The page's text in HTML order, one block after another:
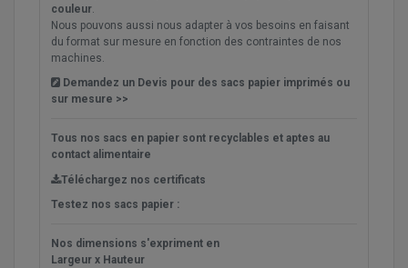
couleur
Nous pouvons aussi nous adapter à vos besoins en faisant
du format sur mesure en fonction des contraintes de nos
machines.
Demandez un Devis pour des sacs papier imprimés ou
sur mesure >>
Tous nos sacs en papier sont recyclables et aptes au
contact alimentaire
Téléchargez nos certificats
Testez nos sacs papier :
Nos dimensions s'expriment en
Largeur x Hauteur